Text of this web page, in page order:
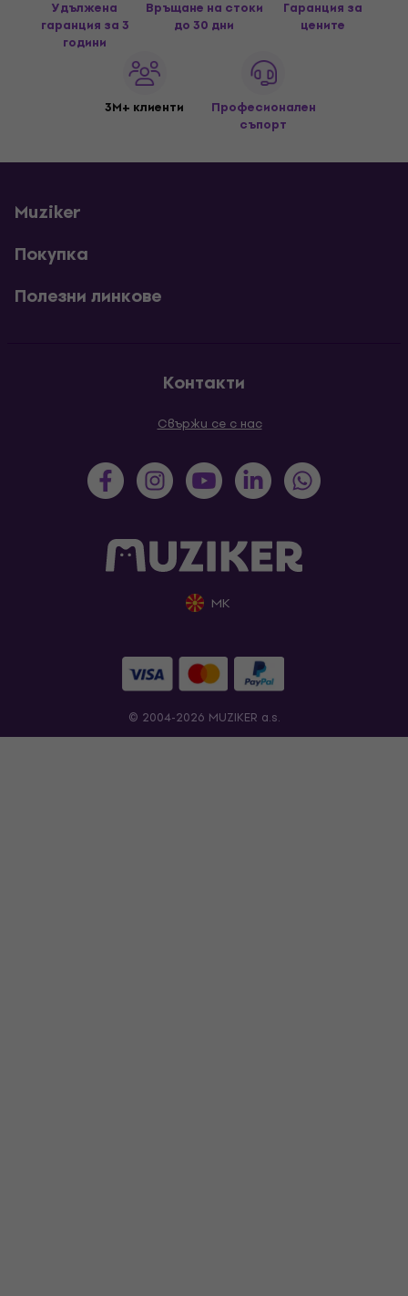
Удължена
гаранция за 3
години
Връщане на стоки
до 30 дни
Гаранция за
цените
3M+ клиенти
Професионален
съпорт
Muziker
Покупка
Полезни линкове
Контакти
Свържи се с нас
MK
© 2004-2026 MUZIKER a.s.